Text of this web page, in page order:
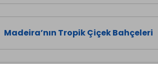
Madeira’nın Tropik Çiçek Bahçeleri